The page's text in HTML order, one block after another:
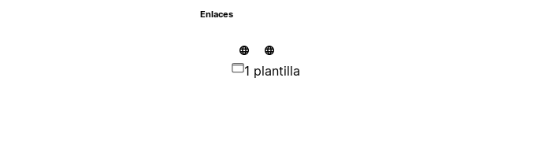
Enlaces
1 plantilla